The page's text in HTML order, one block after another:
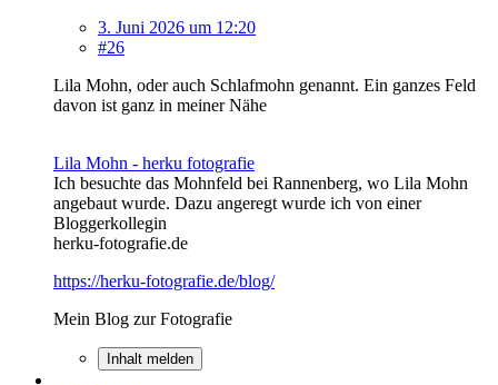
3. Juni 2026 um 12:20
#26
Lila Mohn, oder auch Schlafmohn genannt. Ein ganzes Feld
davon ist ganz in meiner Nähe
Lila Mohn - herku fotografie
Ich besuchte das Mohnfeld bei Rannenberg, wo Lila Mohn
angebaut wurde. Dazu angeregt wurde ich von einer
Bloggerkollegin
herku-fotografie.de
https://herku-fotografie.de/blog/
Mein Blog zur Fotografie
Inhalt melden